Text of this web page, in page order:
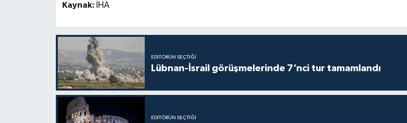
Kaynak: İHA
EDITÖRÜN SEÇTIĞI
Lübnan-İsrail görüşmelerinde 7’nci tur tamamlandı
EDITÖRÜN SEÇTIĞI